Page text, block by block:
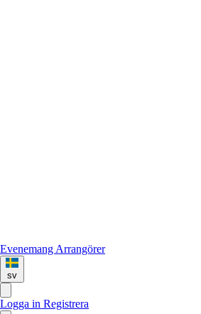
Evenemang Arrangörer
sv
Logga in Registrera